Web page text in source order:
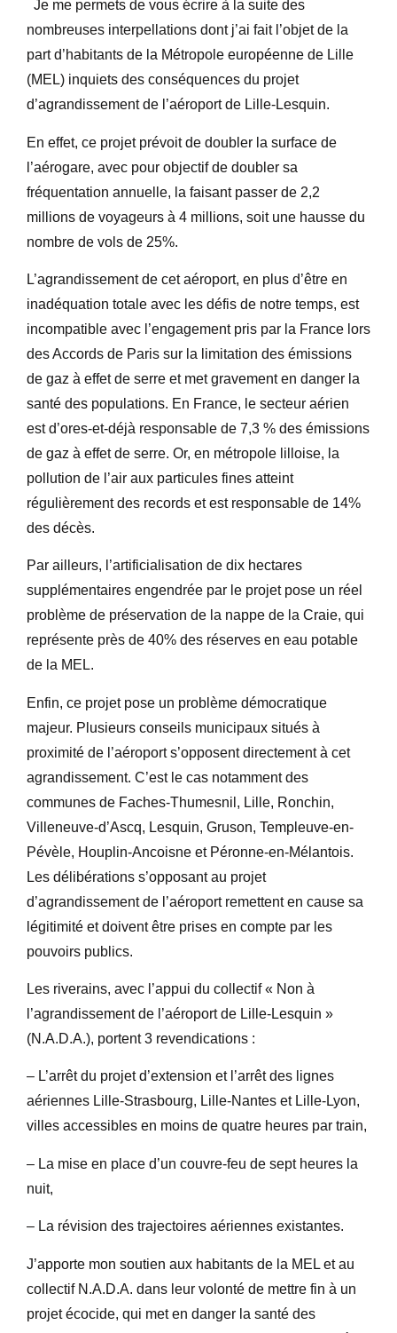
Je me permets de vous écrire à la suite des
nombreuses interpellations dont j’ai fait l’objet de la
part d’habitants de la Métropole européenne de Lille
(MEL) inquiets des conséquences du projet
d’agrandissement de l’aéroport de Lille-Lesquin.
En effet, ce projet prévoit de doubler la surface de
l’aérogare, avec pour objectif de doubler sa
fréquentation annuelle, la faisant passer de 2,2
millions de voyageurs à 4 millions, soit une hausse du
nombre de vols de 25%.
L’agrandissement de cet aéroport, en plus d’être en
inadéquation totale avec les défis de notre temps, est
incompatible avec l’engagement pris par la France lors
des Accords de Paris sur la limitation des émissions
de gaz à effet de serre et met gravement en danger la
santé des populations. En France, le secteur aérien
est d’ores-et-déjà responsable de 7,3 % des émissions
de gaz à effet de serre. Or, en métropole lilloise, la
pollution de l’air aux particules fines atteint
régulièrement des records et est responsable de 14%
des décès.
Par ailleurs, l’artificialisation de dix hectares
supplémentaires engendrée par le projet pose un réel
problème de préservation de la nappe de la Craie, qui
représente près de 40% des réserves en eau potable
de la MEL.
Enfin, ce projet pose un problème démocratique
majeur. Plusieurs conseils municipaux situés à
proximité de l’aéroport s’opposent directement à cet
agrandissement. C’est le cas notamment des
communes de Faches-Thumesnil, Lille, Ronchin,
Villeneuve-d’Ascq, Lesquin, Gruson, Templeuve-en-
Pévèle, Houplin-Ancoisne et Péronne-en-Mélantois.
Les délibérations s’opposant au projet
d’agrandissement de l’aéroport remettent en cause sa
légitimité et doivent être prises en compte par les
pouvoirs publics.
Les riverains, avec l’appui du collectif « Non à
l’agrandissement de l’aéroport de Lille-Lesquin »
(N.A.D.A.), portent 3 revendications :
– L’arrêt du projet d’extension et l’arrêt des lignes
aériennes Lille-Strasbourg, Lille-Nantes et Lille-Lyon,
villes accessibles en moins de quatre heures par train,
– La mise en place d’un couvre-feu de sept heures la
nuit,
– La révision des trajectoires aériennes existantes.
J’apporte mon soutien aux habitants de la MEL et au
collectif N.A.D.A. dans leur volonté de mettre fin à un
projet écocide, qui met en danger la santé des